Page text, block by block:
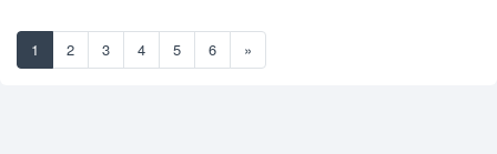
1 2 3 4 5 6 »